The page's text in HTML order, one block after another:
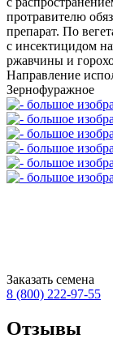
протравителю
препарат. По
с инсектицидом
ржавчины и
Направление
Зернофуражное
Заказать семена
8 (800) 222-97-55
Отзывы